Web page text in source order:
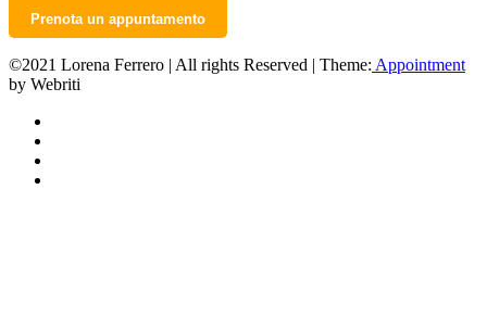
Prenota un appuntamento
©2021 Lorena Ferrero | All rights Reserved | Theme: Appointment
by Webriti